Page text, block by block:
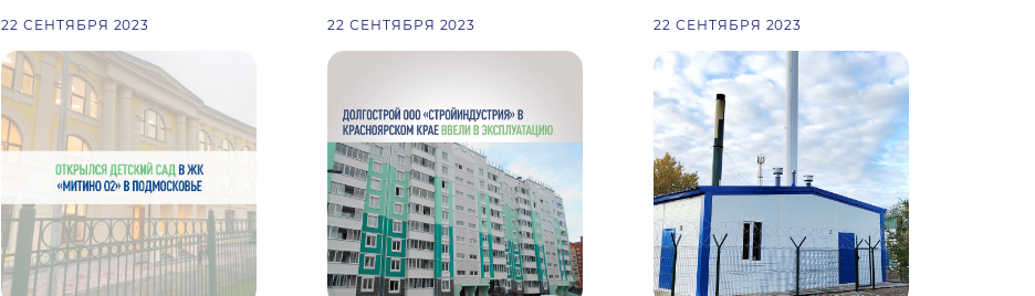
22 СЕНТЯБРЯ 2023 22 СЕНТЯБРЯ 2023 22 СЕНТЯБРЯ 2023